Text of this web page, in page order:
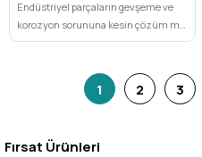
Endüstriyel parçaların gevşeme ve
korozyon sorununa kesin çözüm mü
arıyorsunuz? ARCTRON A641, orta
sızdırmaz birleşimler sunar.
1 2 3
Fırsat Ürünleri